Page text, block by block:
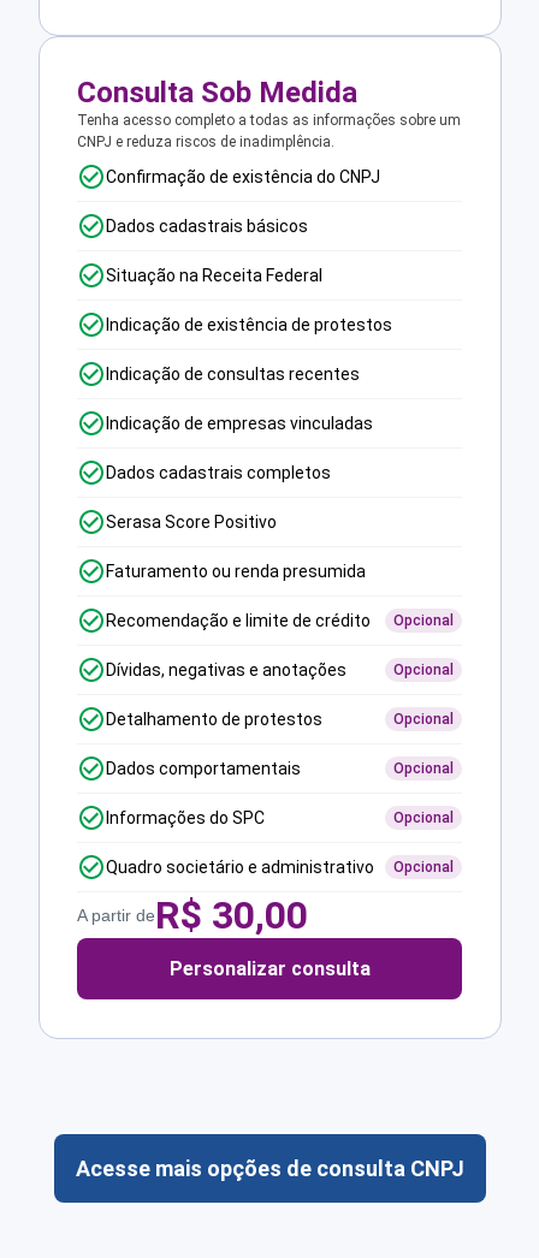
Consulta Sob Medida
Tenha acesso completo a todas as informações sobre um
CNPJ e reduza riscos de inadimplência.
Confirmação de existência do CNPJ
Dados cadastrais básicos
Situação na Receita Federal
Indicação de existência de protestos
Indicação de consultas recentes
Indicação de empresas vinculadas
Dados cadastrais completos
Serasa Score Positivo
Faturamento ou renda presumida
Recomendação e limite de crédito Opcional
Dívidas, negativas e anotações Opcional
Detalhamento de protestos Opcional
Dados comportamentais Opcional
Informações do SPC Opcional
Quadro societário e administrativo Opcional
A partir deR$ 30,00
Personalizar consulta
Acesse mais opções de consulta CNPJ